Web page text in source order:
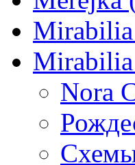
Nora